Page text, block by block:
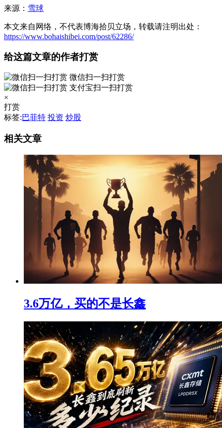
来源： 雪球
本文来自网络，不代表博海拾贝立场，转载请注明出处：
https://www.bohaishibei.com/post/62286/
给这篇文章的作者打赏
微信扫一扫打赏
支付宝扫一扫打赏
×
打赏
标签:巴菲特 投资 炒股
相关文章
3.6万亿，买的不是长鑫